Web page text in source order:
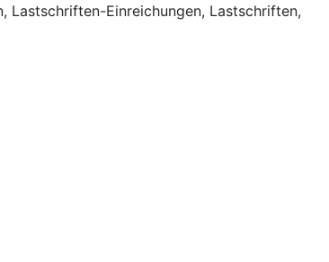
Lastschriften-Einreichungen, Lastschriften,